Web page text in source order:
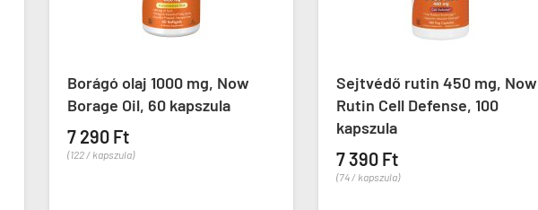
Borágó olaj 1000 mg, Now
Borage Oil, 60 kapszula
7 290 Ft
(122 / kapszula)
Sejtvédő rutin 450 mg, Now
Rutin Cell Defense, 100
kapszula
7 390 Ft
(74 / kapszula)